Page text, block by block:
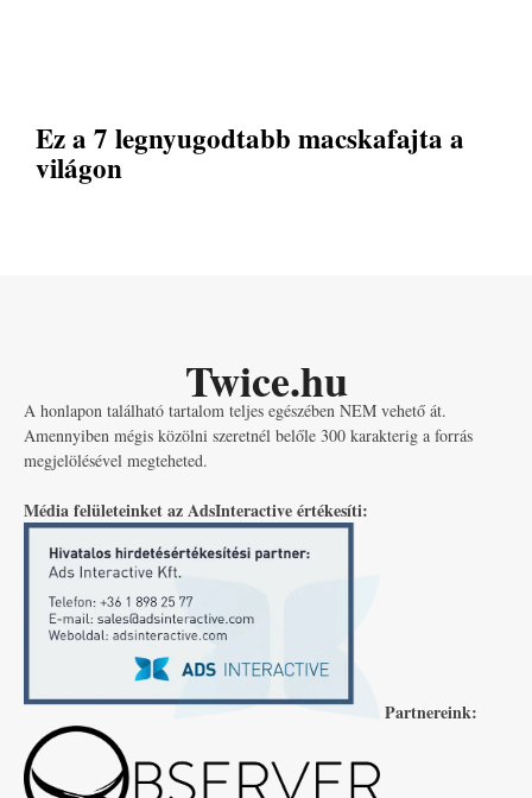
Ez a 7 legnyugodtabb macskafajta a
világon
Twice.hu
A honlapon található tartalom teljes egészében NEM vehető át.
Amennyiben mégis közölni szeretnél belőle 300 karakterig a forrás
megjelölésével megteheted.
Média felületeinket az AdsInteractive értékesíti:
Partnereink: